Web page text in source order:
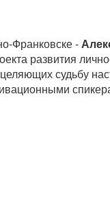
Франковске -
развития
судьбу